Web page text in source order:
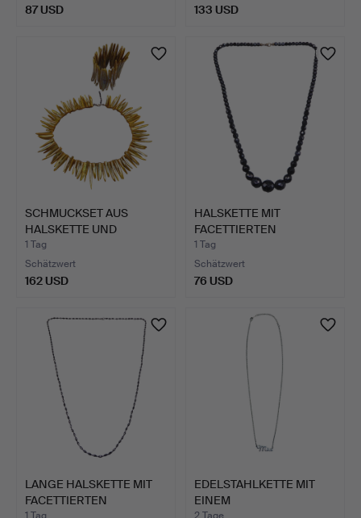
87 USD 133 USD
SCHMUCKSET AUS
HALSKETTE UND
ARMBAND.
1 Tag
Schätzwert
162 USD
HALSKETTE MIT
FACETTIERTEN
SCHWARZEN GLASP…
1 Tag
Schätzwert
76 USD
LANGE HALSKETTE MIT
FACETTIERTEN
1 Tag
EDELSTAHLKETTE MIT
EINEM
2 Tage